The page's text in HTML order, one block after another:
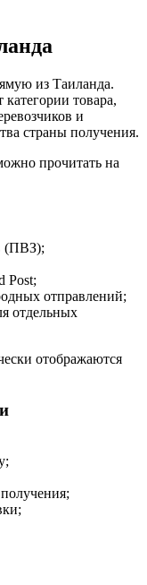
из Таиланда.
товара,
и
страны получения.
прочитать на
(ПВЗ);
Post;
отправлений;
отдельных
отображаются